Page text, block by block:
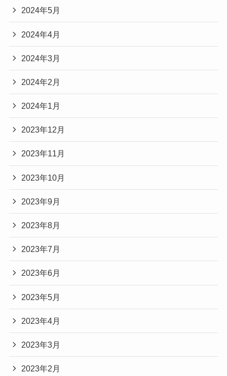
2024年5月
2024年4月
2024年3月
2024年2月
2024年1月
2023年12月
2023年11月
2023年10月
2023年9月
2023年8月
2023年7月
2023年6月
2023年5月
2023年4月
2023年3月
2023年2月